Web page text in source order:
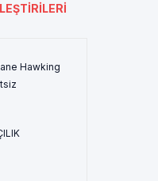
Hawking